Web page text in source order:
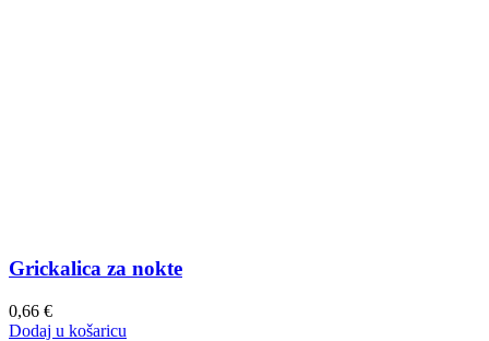
Grickalica za nokte
0,66 €
Dodaj u košaricu